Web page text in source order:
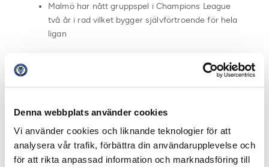
Denna webbplats använder cookies
Vi använder cookies och liknande teknologier för att
analysera vår trafik, förbättra din användarupplevelse och
för att rikta anpassad information och marknadsföring till
Malmö har nått gruppspel i Champions League
två år i rad vilket bygger självförtroende för hela
ligan